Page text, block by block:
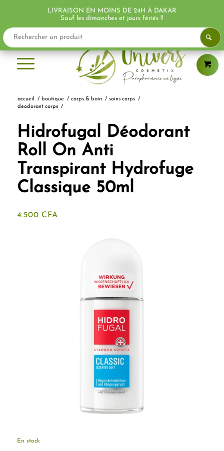
accueil / boutique / corps & bain / soins corps /
deodorant corps /
Hidrofugal Déodorant
Roll On Anti
Transpirant Hydrofuge
Classique 50ml
4.500 CFA
En stock
LIVRAISON EN MOINS DE 24H À DAKAR
Sauf les dimanches et jours fériés !!